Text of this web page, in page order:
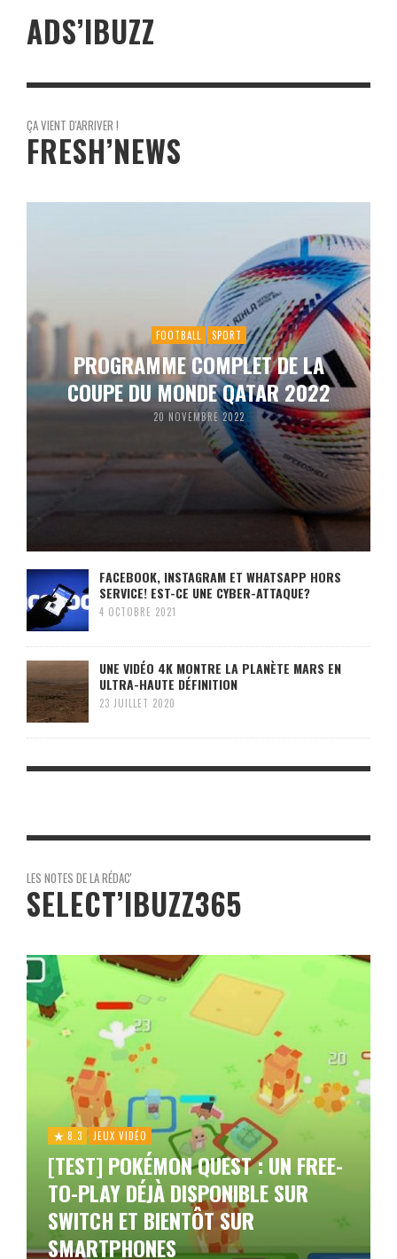
ADS’IBUZZ
ÇA VIENT D'ARRIVER !
FRESH’NEWS
FOOTBALL SPORT
PROGRAMME COMPLET DE LA
COUPE DU MONDE QATAR 2022
20 NOVEMBRE 2022
FACEBOOK, INSTAGRAM ET WHATSAPP HORS
SERVICE! EST-CE UNE CYBER-ATTAQUE?
4 OCTOBRE 2021
UNE VIDÉO 4K MONTRE LA PLANÈTE MARS EN
ULTRA-HAUTE DÉFINITION
23 JUILLET 2020
LES NOTES DE LA RÉDAC'
SELECT’IBUZZ365
8.3 JEUX VIDÉO
[TEST] POKÉMON QUEST : UN FREE-
TO-PLAY DÉJÀ DISPONIBLE SUR
SWITCH ET BIENTÔT SUR
SMARTPHONES